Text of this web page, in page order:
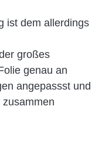
ist dem allerdings
großes
genau an
angepassst und